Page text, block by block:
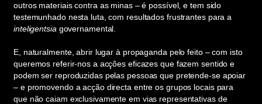
outros materiais contra as minas – é possível, e tem sido
testemunhado nesta luta, com resultados frustrantes para a
inteligentsia governamental.
E, naturalmente, abrir lugar à propaganda pelo feito – com isto
queremos referir-nos a acções eficazes que fazem sentido e
podem ser reproduzidas pelas pessoas que pretende-se apoiar
– e promovendo a acção directa entre os grupos locais para
que não caiam exclusivamente em vias representativas de